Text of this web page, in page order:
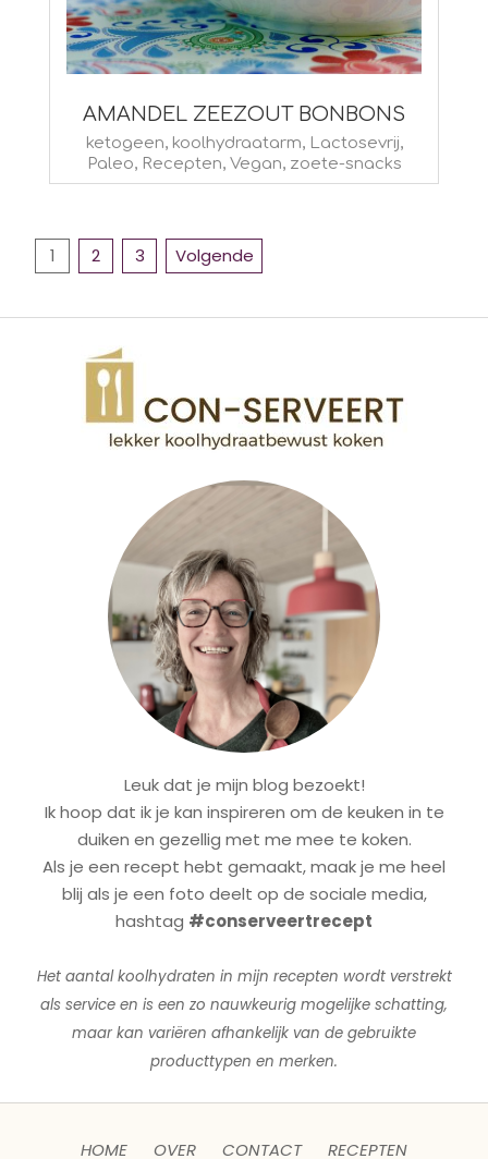
AMANDEL ZEEZOUT BONBONS
2019-
08-
ketogeen, koolhydraatarm, Lactosevrij,
Paleo, Recepten, Vegan, zoete-snacks
BERICHTEN
1 2 3 Volgende
Leuk dat je mijn blog bezoekt!
Ik hoop dat ik je kan inspireren om de keuken in te
duiken en gezellig met me mee te koken.
Als je een recept hebt gemaakt, maak je me heel
blij als je een foto deelt op de sociale media,
hashtag #conserveertrecept
Het aantal koolhydraten in mijn recepten wordt verstrekt
als service en is een zo nauwkeurig mogelijke schatting,
maar kan variëren afhankelijk van de gebruikte
producttypen en merken.
HOME OVER CONTACT RECEPTEN